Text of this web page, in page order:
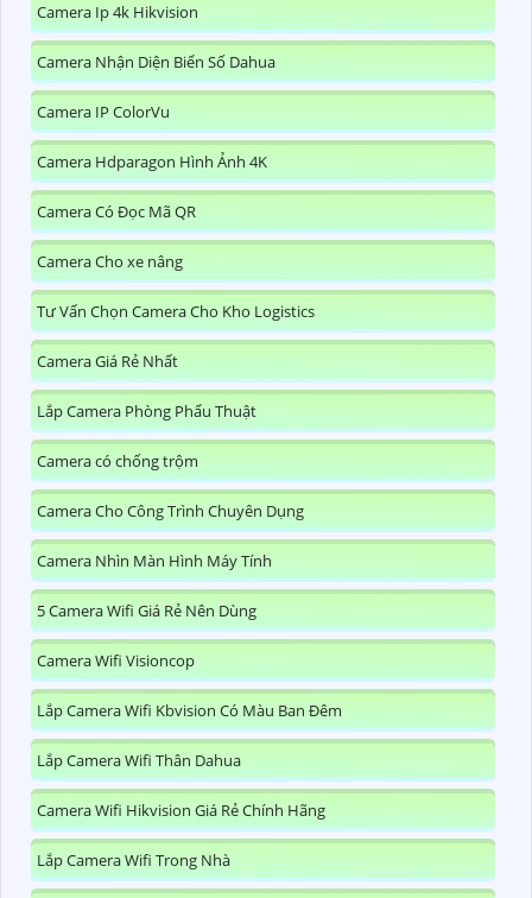
Camera Ip 4k Hikvision
Camera Nhận Diện Biển Số Dahua
Camera IP ColorVu
Camera Hdparagon Hình Ảnh 4K
Camera Có Đọc Mã QR
Camera Cho xe nâng
Tư Vấn Chọn Camera Cho Kho Logistics
Camera Giá Rẻ Nhất
Lắp Camera Phòng Phẩu Thuật
Camera có chống trộm
Camera Cho Công Trình Chuyên Dụng
Camera Nhìn Màn Hình Máy Tính
5 Camera Wifi Giá Rẻ Nên Dùng
Camera Wifi Visioncop
Lắp Camera Wifi Kbvision Có Màu Ban Đêm
Lắp Camera Wifi Thân Dahua
Camera Wifi Hikvision Giá Rẻ Chính Hãng
Lắp Camera Wifi Trong Nhà